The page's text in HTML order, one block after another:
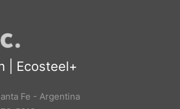
| Ecosteel+
Fe - Argentina